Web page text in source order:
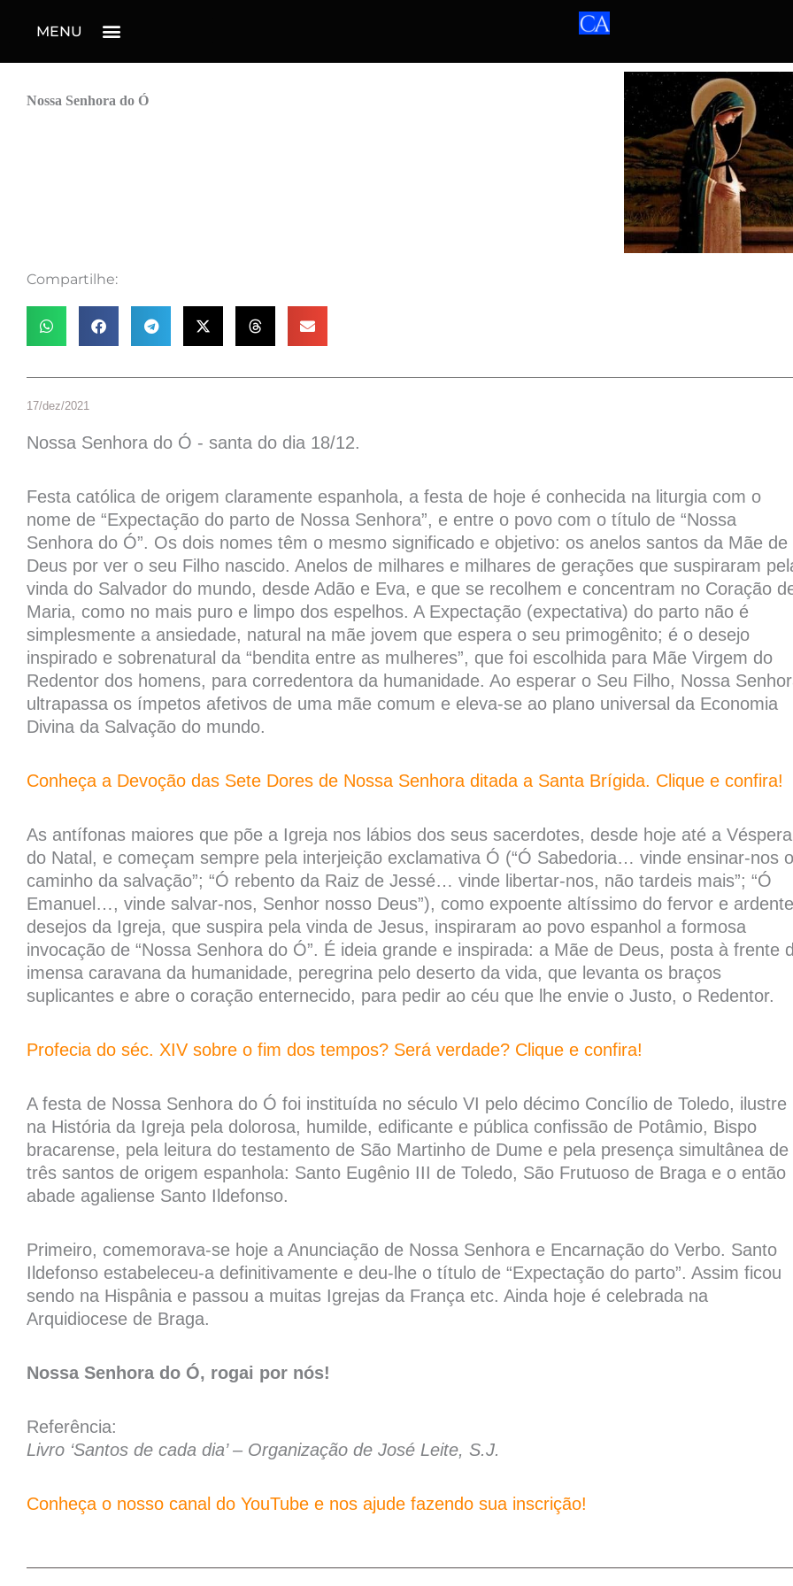
MENU
Nossa Senhora do Ó
Compartilhe:
17/dez/2021
Nossa Senhora do Ó - santa do dia 18/12.
Festa católica de origem claramente espanhola, a festa de hoje é conhecida na liturgia com o
nome de “Expectação do parto de Nossa Senhora”, e entre o povo com o título de “Nossa
Senhora do Ó”. Os dois nomes têm o mesmo significado e objetivo: os anelos santos da Mãe de
Deus por ver o seu Filho nascido. Anelos de milhares e milhares de gerações que suspiraram
vinda do Salvador do mundo, desde Adão e Eva, e que se recolhem e concentram no Coração
Maria, como no mais puro e limpo dos espelhos. A Expectação (expectativa) do parto não é
simplesmente a ansiedade, natural na mãe jovem que espera o seu primogênito; é o desejo
inspirado e sobrenatural da “bendita entre as mulheres”, que foi escolhida para Mãe Virgem do
Redentor dos homens, para corredentora da humanidade. Ao esperar o Seu Filho, Nossa
ultrapassa os ímpetos afetivos de uma mãe comum e eleva-se ao plano universal da Economia
Divina da Salvação do mundo.
Conheça a Devoção das Sete Dores de Nossa Senhora ditada a Santa Brígida. Clique e confira!
As antífonas maiores que põe a Igreja nos lábios dos seus sacerdotes, desde hoje até a Véspera
do Natal, e começam sempre pela interjeição exclamativa Ó (“Ó Sabedoria… vinde ensinar-nos o
caminho da salvação”; “Ó rebento da Raiz de Jessé… vinde libertar-nos, não tardeis mais”; “Ó
Emanuel…, vinde salvar-nos, Senhor nosso Deus”), como expoente altíssimo do fervor e
desejos da Igreja, que suspira pela vinda de Jesus, inspiraram ao povo espanhol a formosa
invocação de “Nossa Senhora do Ó”. É ideia grande e inspirada: a Mãe de Deus, posta à frente
imensa caravana da humanidade, peregrina pelo deserto da vida, que levanta os braços
suplicantes e abre o coração enternecido, para pedir ao céu que lhe envie o Justo, o Redentor.
Profecia do séc. XIV sobre o fim dos tempos? Será verdade? Clique e confira!
A festa de Nossa Senhora do Ó foi instituída no século VI pelo décimo Concílio de Toledo, ilustre
na História da Igreja pela dolorosa, humilde, edificante e pública confissão de Potâmio, Bispo
bracarense, pela leitura do testamento de São Martinho de Dume e pela presença simultânea de
três santos de origem espanhola: Santo Eugênio III de Toledo, São Frutuoso de Braga e o então
abade agaliense Santo Ildefonso.
Primeiro, comemorava-se hoje a Anunciação de Nossa Senhora e Encarnação do Verbo. Santo
Ildefonso estabeleceu-a definitivamente e deu-lhe o título de “Expectação do parto”. Assim ficou
sendo na Hispânia e passou a muitas Igrejas da França etc. Ainda hoje é celebrada na
Arquidiocese de Braga.
Nossa Senhora do Ó, rogai por nós!
Referência:
Livro ‘Santos de cada dia’ – Organização de José Leite, S.J.
Conheça o nosso canal do YouTube e nos ajude fazendo sua inscrição!